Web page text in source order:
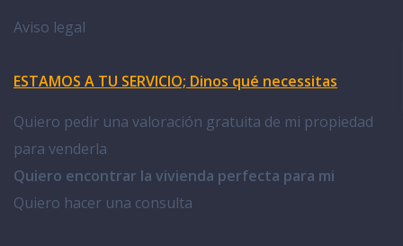
Aviso legal
ESTAMOS A TU SERVICIO; Dinos qué necessitas
Quiero pedir una valoración gratuita de mi propiedad
para venderla
Quiero encontrar la vivienda perfecta para mi
Quiero hacer una consulta